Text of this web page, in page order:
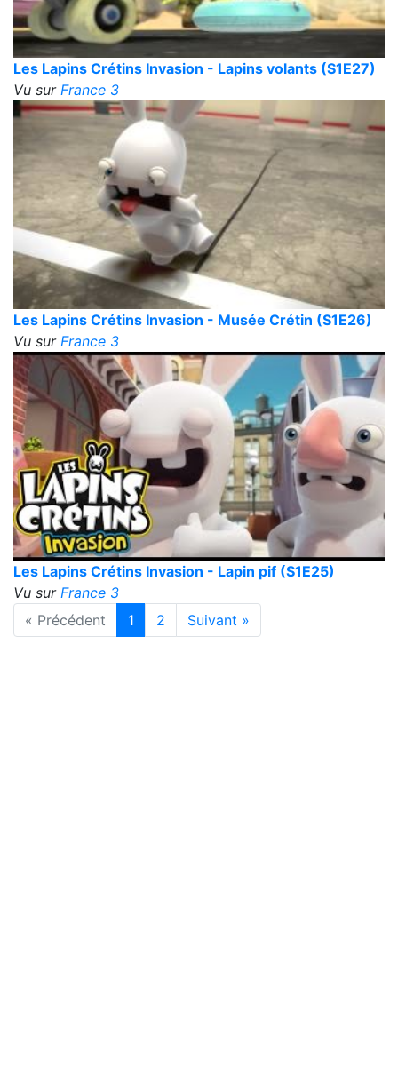
Les Lapins Crétins Invasion - Lapins volants (S1E27)
Vu sur France 3
Les Lapins Crétins Invasion - Musée Crétin (S1E26)
Vu sur France 3
Les Lapins Crétins Invasion - Lapin pif (S1E25)
Vu sur France 3
« Précédent
1 2 Suivant »